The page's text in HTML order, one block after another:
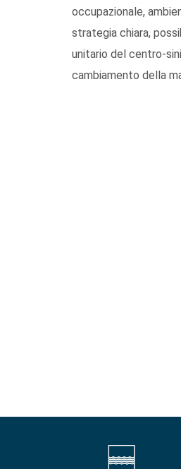
occupazionale,
strategia chiara,
unitario del centro-
cambiamento della